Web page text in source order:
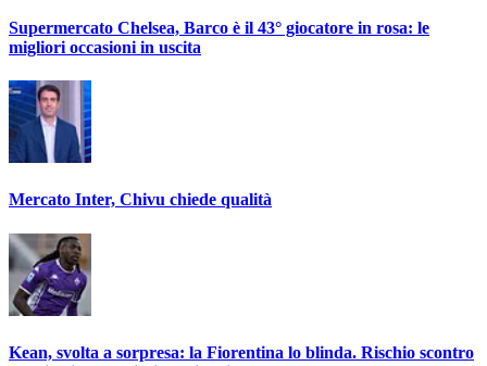
Supermercato Chelsea, Barco è il 43° giocatore in rosa: le
migliori occasioni in uscita
Mercato Inter, Chivu chiede qualità
Kean, svolta a sorpresa: la Fiorentina lo blinda. Rischio scontro